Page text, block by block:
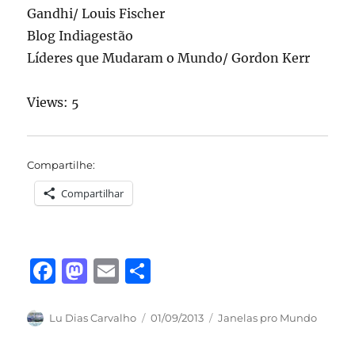
Gandhi/ Louis Fischer
Blog Indiagestão
Líderes que Mudaram o Mundo/ Gordon Kerr
Views: 5
Compartilhe:
Compartilhar
F
c
M
st
E
ai a
Autor
Lu Dias Carvalho
Publicado
01/09/2013 Categorias
Janelas pro Mundo